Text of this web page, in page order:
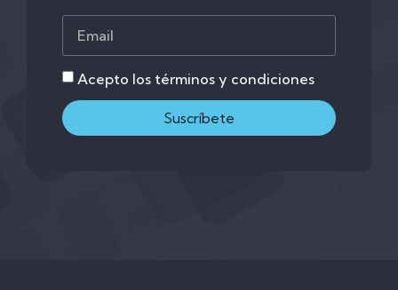
Acepto los términos y condiciones
Suscríbete